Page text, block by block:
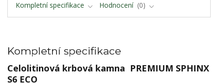
Kompletní specifikace Hodnocení 0
Kompletní specifikace
Celolitinová krbová kamna PREMIUM SPHINX
S6 ECO